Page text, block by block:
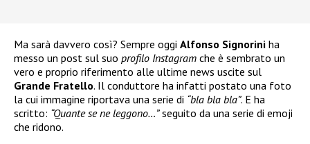
Ma sarà davvero così? Sempre oggi Alfonso Signorini ha
messo un post sul suo profilo Instagram che è sembrato un
vero e proprio riferimento alle ultime news uscite sul
Grande Fratello. Il conduttore ha infatti postato una foto
la cui immagine riportava una serie di “bla bla bla”. E ha
scritto: “Quante se ne leggono…”seguito da una serie di emoji
che ridono.